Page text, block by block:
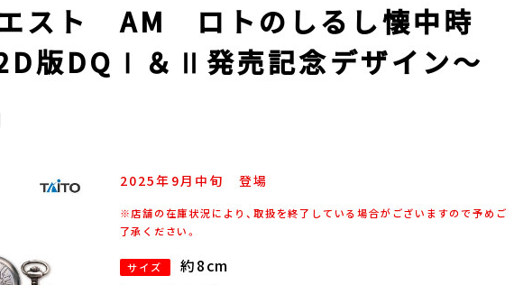
エスト AM ロトのしるし懐中時
版DQⅠ＆Ⅱ発売記念デザイン～
2025年 9月 中旬 登場
※店舗の在庫状況により、取扱を終了している場合がございますので予めご
了承ください。
サイズ 約8cm